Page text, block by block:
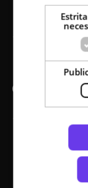
Código aberto
Acessibilidade
Comunicação